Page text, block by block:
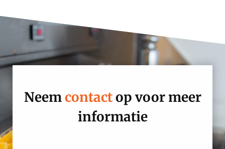
Neemcontactop voor meer
informatie